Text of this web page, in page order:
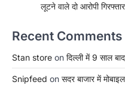
लूटने वाले दो आरोपी
Recent Comments
Stan store on दिल्ली में 9 साल
Snipfeed on सदर बाजार में